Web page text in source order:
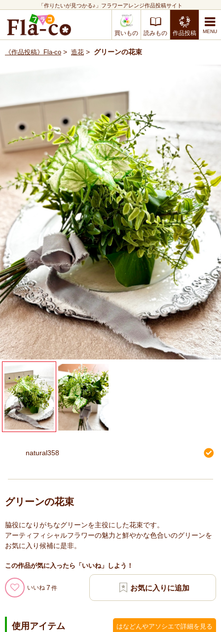
「作りたいが見つかる♪」フラワーアレンジ作品投稿サイト
買いもの 読みもの 作品投稿
《作品投稿》Fla-co > 造花 > グリーンの花束
natural358
グリーンの花束
脇役になりがちなグリーンを主役にした花束です。
アーティフィシャルフラワーの魅力と鮮やかな色合いのグリーンを
お気に入り候補に是非。
この作品が気に入ったら「いいね」しよう！
いいね 7
使用アイテム はなどんやアソシエで詳細を見る